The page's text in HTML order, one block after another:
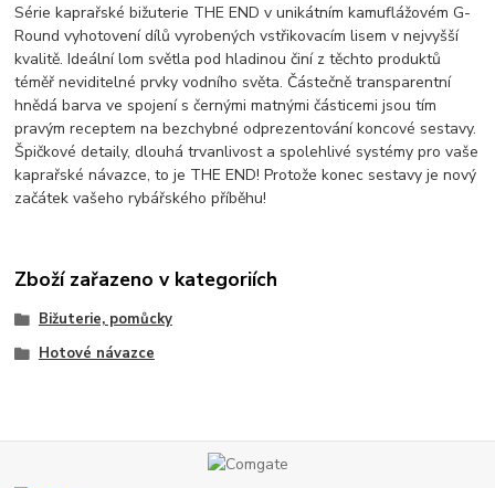
Série kaprařské bižuterie THE END v unikátním kamuflážovém G-
Round vyhotovení dílů vyrobených vstřikovacím lisem v nejvyšší
kvalitě. Ideální lom světla pod hladinou činí z těchto produktů
téměř neviditelné prvky vodního světa. Částečně transparentní
hnědá barva ve spojení s černými matnými částicemi jsou tím
pravým receptem na bezchybné odprezentování koncové sestavy.
Špičkové detaily, dlouhá trvanlivost a spolehlivé systémy pro vaše
kaprařské návazce, to je THE END! Protože konec sestavy je nový
začátek vašeho rybářského příběhu!
Zboží zařazeno v kategoriích
Bižuterie, pomůcky
Hotové návazce